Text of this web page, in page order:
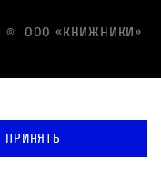
© OOO «КНИЖНИКИ»
персональных
Принять